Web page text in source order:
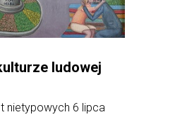
ludowej
nietypowych 6 lipca